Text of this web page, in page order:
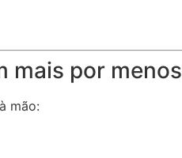
mais por menos
mão: